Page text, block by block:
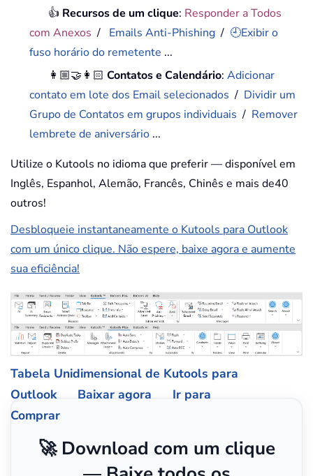
👍 Recursos de um clique: Responder a Todos
com Anexos / Emails Anti-Phishing / 🕘Exibir o
fuso horário do remetente ...
👩🏼‍🤝‍👩🏻Contatos e Calendário:Adicionar
contato em lote dos Email selecionados / Dividir um
Grupo de Contatos em grupos individuais / Remover
lembrete de aniversário ...
Utilize o Kutools no idioma que preferir — disponível em
Inglês, Espanhol, Alemão, Francês, Chinês e mais de40
outros!
Desbloqueie instantaneamente o Kutools para Outlook
com um único clique. Não espere, baixe agora e aumente
sua eficiência!
Tabela Unidimensional de Kutools para
Outlook
Baixar agora
Ir para
Comprar
🚀 Download com um clique